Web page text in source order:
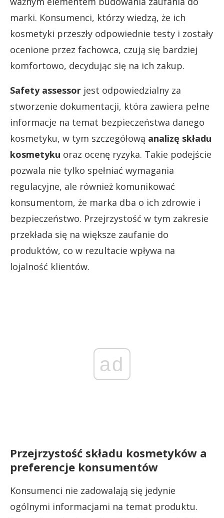
marki. Konsumenci, którzy wiedzą, że ich
kosmetyki przeszły odpowiednie testy i zostały
ocenione przez fachowca, czują się bardziej
komfortowo, decydując się na ich zakup.
Safety assessor jest odpowiedzialny za
stworzenie dokumentacji, która zawiera pełne
informacje na temat bezpieczeństwa danego
kosmetyku, w tym szczegółową analizę składu
kosmetyku oraz ocenę ryzyka. Takie podejście
pozwala nie tylko spełniać wymagania
regulacyjne, ale również komunikować
konsumentom, że marka dba o ich zdrowie i
bezpieczeństwo. Przejrzystość w tym zakresie
przekłada się na większe zaufanie do
produktów, co w rezultacie wpływa na
lojalność klientów.
ad
Przejrzystość składu kosmetyków a
preferencje konsumentów
Konsumenci nie zadowalają się jedynie
ogólnymi informacjami na temat produktu.